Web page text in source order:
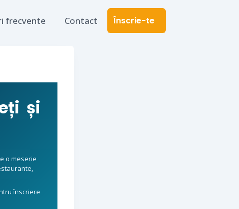
frecvente Contact Înscrie-te
și
o meserie
înscriere